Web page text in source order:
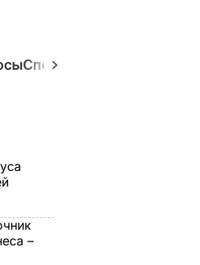
Спецпроекты
–